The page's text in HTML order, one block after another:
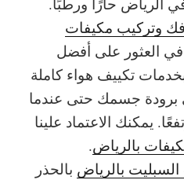
وتركيب مكيفات
في العثور على أفضل
تكييف هواء كاملة
برودة جسمك حتى عندما
يمكنك الاعتماد علينا
بالرياض.
بالرياض بالحذر